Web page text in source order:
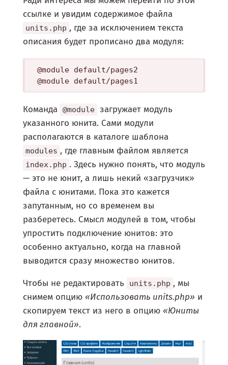
ссылке и увидим содержимое файла
units.php , где за исключением текста
описания будет прописано два модуля:
@module default/pages2
Команда @module загружает модуль
указанного юнита. Сами модули
располагаются в каталоге шаблона
modules , где главным файлом является
index.php . Здесь нужно понять, что модуль
— это не юнит, а лишь некий «загрузчик»
файла с юнитами. Пока это кажется
запутанным, но со временем вы
разберетесь. Смысл модулей в том, чтобы
упростить подключение юнитов: это
особенно актуально, когда на главной
выводится сразу множество юнитов.
Чтобы не редактировать units.php , мы
снимем опцию «Использовать units.php» и
скопируем текст из него в опцию «Юниты
для главной».